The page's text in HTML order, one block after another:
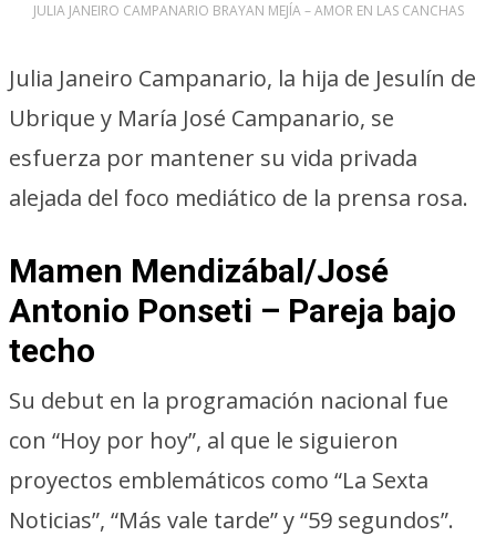
JULIA JANEIRO CAMPANARIO BRAYAN MEJÍA – AMOR EN LAS CANCHAS
Julia Janeiro Campanario, la hija de Jesulín de
Ubrique y María José Campanario, se
esfuerza por mantener su vida privada
alejada del foco mediático de la prensa rosa.
Mamen Mendizábal/José
Antonio Ponseti – Pareja bajo
techo
Su debut en la programación nacional fue
con “Hoy por hoy”, al que le siguieron
proyectos emblemáticos como “La Sexta
Noticias”, “Más vale tarde” y “59 segundos”.